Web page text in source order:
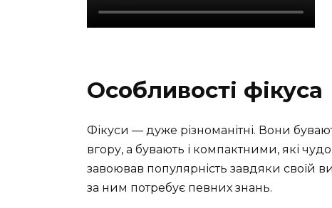
Особливості фікуса
Фікуси — дуже різноманітні. Вони
вгору, а бувають і компактними, які
завоював популярність завдяки своїй
за ним потребує певних знань.